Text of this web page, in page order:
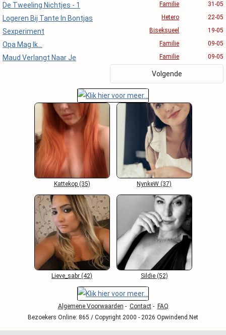
De Tweeling Nichtjes - 1 Familie 31-05
Logeren Bij Tante In Bontjas Hetero 22-05
Sexperiment Biseksueel 19-05
Opa Mag Ik... Familie 09-05
Maud Verlangt Naar Je Familie 09-05
Volgende
Kattekop (35) NynkeW (37)
Lieve_sabr (42) Sildie (52)
Algemene Voorwaarden - Contact- FAQ
Bezoekers Online: 865 / Copyright 2000 - 2026 Opwindend.Net